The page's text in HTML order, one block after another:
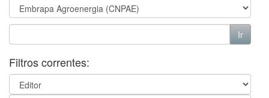
Filtros correntes: